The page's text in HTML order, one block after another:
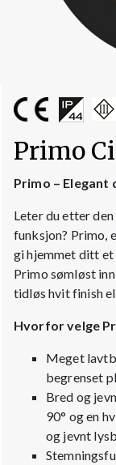
Primo
Primo –
Leter du etter
funksjon? Primo,
gi hjemmet ditt
Primo sømløst
tidløs hvit finish
Hvorfor velge
Meget
begrenset
Bred og
90° og en
og jevnt